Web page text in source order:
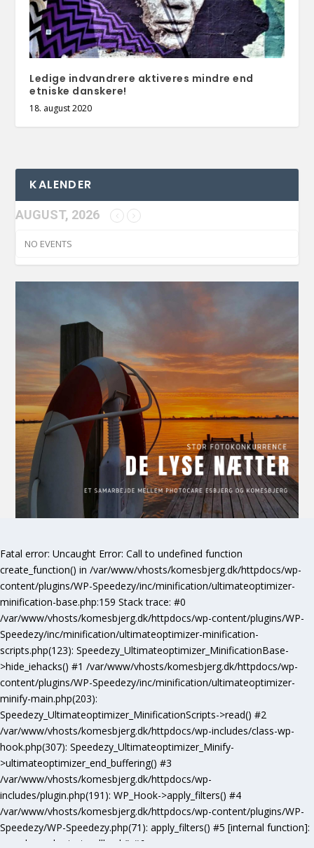
Ledige indvandrere aktiveres mindre end
etniske danskere!
18. august 2020
KALENDER
AUGUST, 2026
NO EVENTS
Fatal error: Uncaught Error: Call to undefined function
create_function() in /var/www/vhosts/komesbjerg.dk/httpdocs/wp-
content/plugins/WP-Speedezy/inc/minification/ultimateoptimizer-
minification-base.php:159 Stack trace: #0
/var/www/vhosts/komesbjerg.dk/httpdocs/wp-content/plugins/WP-
Speedezy/inc/minification/ultimateoptimizer-minification-
scripts.php(123): Speedezy_Ultimateoptimizer_MinificationBase-
>hide_iehacks() #1 /var/www/vhosts/komesbjerg.dk/httpdocs/wp-
content/plugins/WP-Speedezy/inc/minification/ultimateoptimizer-
minify-main.php(203):
Speedezy_Ultimateoptimizer_MinificationScripts->read() #2
/var/www/vhosts/komesbjerg.dk/httpdocs/wp-includes/class-wp-
hook.php(307): Speedezy_Ultimateoptimizer_Minify-
>ultimateoptimizer_end_buffering() #3
/var/www/vhosts/komesbjerg.dk/httpdocs/wp-
includes/plugin.php(191): WP_Hook->apply_filters() #4
/var/www/vhosts/komesbjerg.dk/httpdocs/wp-content/plugins/WP-
Speedezy/WP-Speedezy.php(71): apply_filters() #5 [internal function]:
speedezy_ob_start_callback() #6